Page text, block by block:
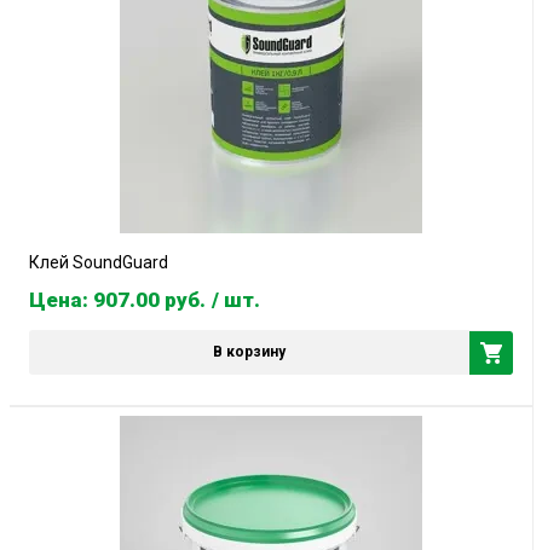
Клей SoundGuard
Цена: 907.00 руб. / шт.
В корзину